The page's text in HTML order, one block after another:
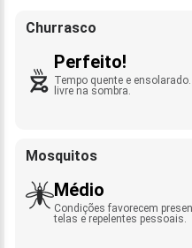
Churrasco
Perfeito!
Tempo quente e
livre na sombra.
Mosquitos
Médio
Condições favorecem
telas e repelentes pessoais.